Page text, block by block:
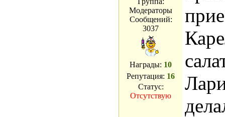
Модераторы
Сообщений:
3037
Награды: 10
Репутация: 16
Статус:
Отсутствую